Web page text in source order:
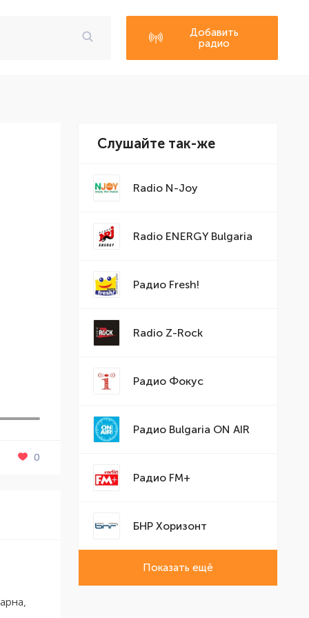
Добавить
радио
0
Слушайте так-же
Radio N-Joy
Radio ENERGY Bulgaria
Радио Fresh!
Radio Z-Rock
Радио Фокус
Радио Bulgaria ON AIR
Радио FM+
БНР Хоризонт
Показать ещё